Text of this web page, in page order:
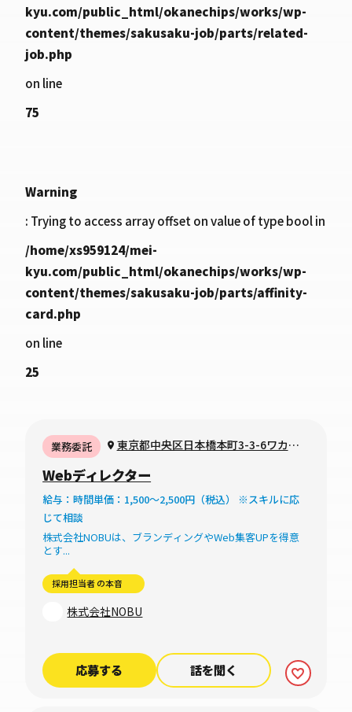
kyu.com/public_html/okanechips/works/wp-
content/themes/sakusaku-job/parts/related-
job.php
on line
75
Warning
: Trying to access array offset on value of type bool in
/home/xs959124/mei-
kyu.com/public_html/okanechips/works/wp-
content/themes/sakusaku-job/parts/affinity-
card.php
on line
25
業務委託
東京都中央区日本橋本町3-3-6ワカ末
Webディレクター
給与：時間単価：1,500～2,500円（税込） ※スキルに応
じて相談
株式会社NOBUは、ブランディングやWeb集客UPを得意
とす...
採用担当者 の本音
株式会社NOBU
応募する 話を聞く